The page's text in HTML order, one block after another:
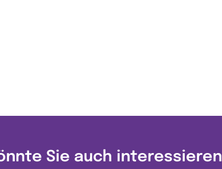
Sie auch interessieren